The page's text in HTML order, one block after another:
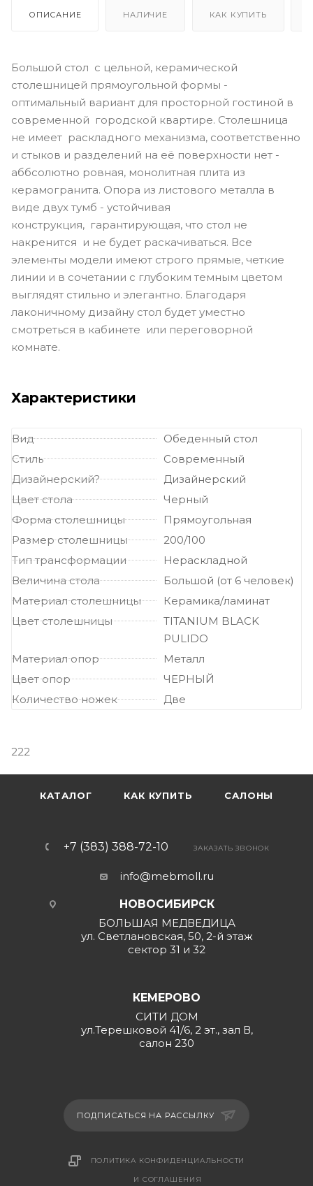
ОПИСАНИЕ НАЛИЧИЕ КАК КУПИТЬ
Большой стол с цельной, керамической
столешницей прямоугольной формы -
оптимальный вариант для просторной гостиной в
современной городской квартире. Столешница
не имеет раскладного механизма, соответственно
и стыков и разделений на её поверхности нет -
аббсолютно ровная, монолитная плита из
керамогранита. Опора из листового металла в
виде двух тумб - устойчивая
конструкция, гарантирующая, что стол не
накренится и не будет раскачиваться. Все
элементы модели имеют строго прямые, четкие
линии и в сочетании с глубоким темным цветом
выглядят стильно и элегантно. Благодаря
лаконичному дизайну стол будет уместно
смотреться в кабинете или переговорной
комнате.
Характеристики
Вид
Обеденный стол
Стиль
Современный
Дизайнерский?
Дизайнерский
Цвет стола
Черный
Форма столешницы
Прямоугольная
Размер столешницы
200/100
Тип трансформации
Нераскладной
Величина стола
Большой (от 6 человек)
Материал столешницы
Керамика/ламинат
Цвет столешницы
TITANIUM BLACK
PULIDO
Материал опор
Металл
Цвет опор
ЧЕРНЫЙ
Количество ножек
Две
222
КАТАЛОГ КАК КУПИТЬ САЛОНЫ
+7 (383) 388-72-10 ЗАКАЗАТЬ ЗВОНОК
info@mebmoll.ru
НОВОСИБИРСК
БОЛЬШАЯ МЕДВЕДИЦА
ул. Светлановская, 50, 2-й этаж
сектор 31 и 32
КЕМЕРОВО
СИТИ ДОМ
ул.Терешковой 41/6, 2 эт., зал В,
салон 230
ПОДПИСАТЬСЯ НА РАССЫЛКУ
ПОЛИТИКА КОНФИДЕНЦИАЛЬНОСТИ
И СОГЛАШЕНИЯ